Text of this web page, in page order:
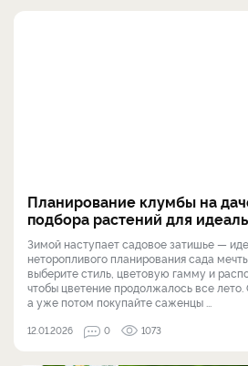
Планирование клумбы на
подбора растений для
Зимой наступает садовое затишье —
неторопливого планирования сада
выберите стиль, цветовую гамму и
чтобы цветение продолжалось все лето.
а уже потом покупайте саженцы ...
12.01.2026 0 1073